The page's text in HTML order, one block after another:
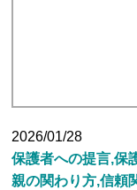
2026/01/28
保護者への提言,保
親の関わり方,信頼